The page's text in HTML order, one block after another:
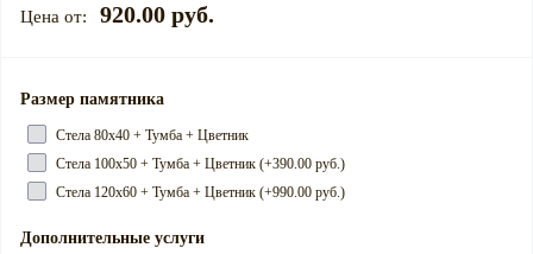
920.00 руб.
Размер памятника
Cтела 80х40 + Тумба + Цветник
Cтела 100х50 + Тумба + Цветник (+390.00 руб.)
Cтела 120х60 + Тумба + Цветник (+990.00 руб.)
Дополнительные услуги